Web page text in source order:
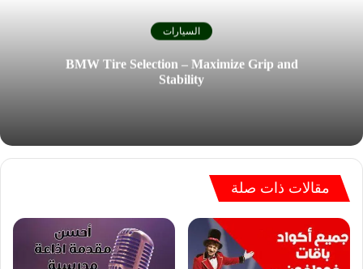
السيارات
BMW Tire Selection – Maximize Grip and
Stability
مقالات ذات صلة